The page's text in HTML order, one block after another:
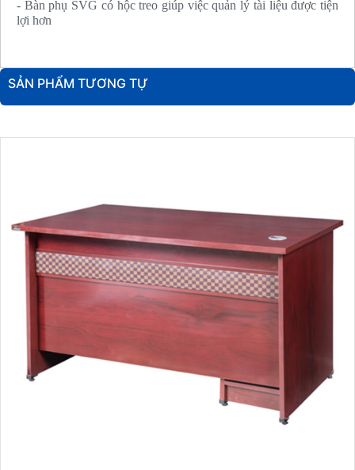
- Bàn phụ SVG có hộc treo giúp việc quản lý tài liệu được tiện
lợi hơn
SẢN PHẨM TƯƠNG TỰ